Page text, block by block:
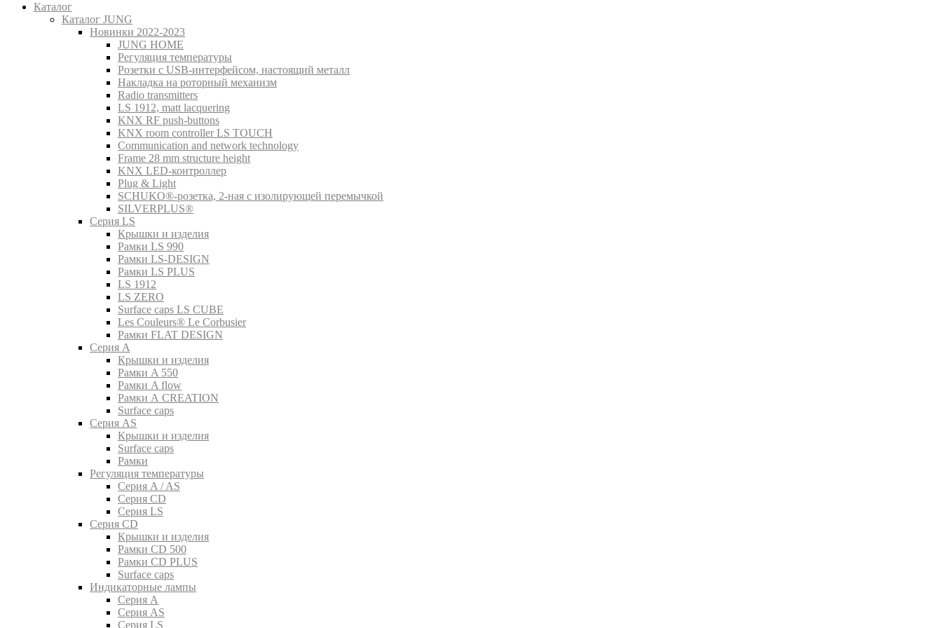
Каталог
Каталог JUNG
Новинки 2022-2023
JUNG HOME
Регуляция температуры
Розетки с USB-интерфейсом, настоящий металл
Накладка на роторный механизм
Radio transmitters
LS 1912, matt lacquering
KNX RF push-buttons
KNX room controller LS TOUCH
Communication and network technology
Frame 28 mm structure height
KNX LED-контроллер
Plug & Light
SCHUKO®-розетка, 2-ная с изолирующей перемычкой
SILVERPLUS®
Серия LS
Крышки и изделия
Рамки LS 990
Рамки LS-DESIGN
Рамки LS PLUS
LS 1912
LS ZERO
Surface caps LS CUBE
Les Couleurs® Le Corbusier
Рамки FLAT DESIGN
Серия A
Крышки и изделия
Рамки A 550
Рамки A flow
Рамки A CREATION
Surface caps
Серия AS
Крышки и изделия
Surface caps
Рамки
Регуляция температуры
Серия A / AS
Серия CD
Серия LS
Серия CD
Крышки и изделия
Рамки CD 500
Рамки CD PLUS
Surface caps
Индикаторные лампы
Серия A
Серия AS
Серия LS